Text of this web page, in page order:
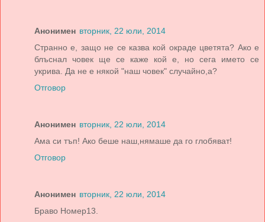
Анонимен вторник, 22 юли, 2014
Странно е, защо не се казва кой окраде цветята? Ако е
блъснал човек ще се каже кой е, но сега името се
укрива. Да не е някой "наш човек" случайно,а?
Отговор
Анонимен вторник, 22 юли, 2014
Ама си тъп! Ако беше наш,нямаше да го глобяват!
Отговор
Анонимен вторник, 22 юли, 2014
Браво Номер13.